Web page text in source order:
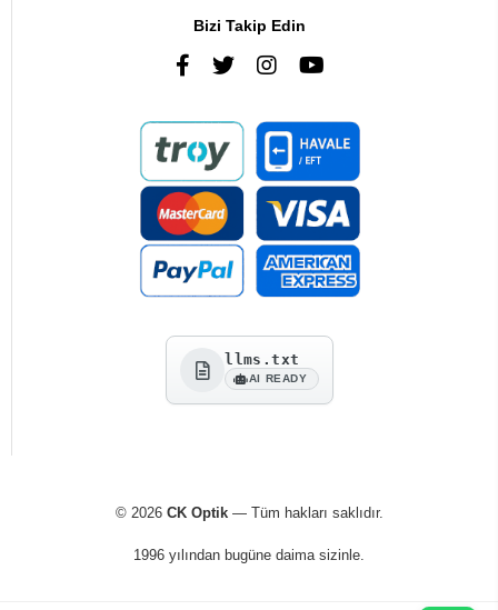
Bizi Takip Edin
llms.txt
AI READY
© 2026 CK Optik— Tüm hakları saklıdır.
1996 yılından bugüne daima sizinle.